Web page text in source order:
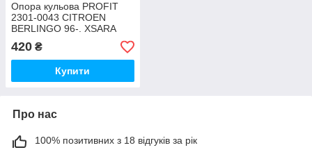
Опора кульова PROFIT
2301-0043 CITROEN
BERLINGO 96-. XSARA
97-. ZX 92-97. PEUGEOT
PARTNER 96- FRONT
(L/R)
420 ₴
Купити
Про нас
100% позитивних з 18 відгуків за рік